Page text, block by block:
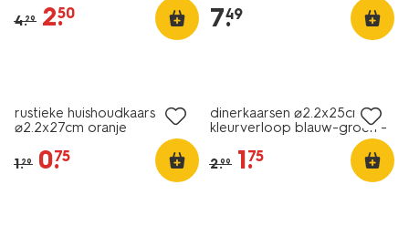
4.29 2.
50 7.
49
rustieke huishoudkaars
⌀2.2x27cm oranje
1.29 0.
75
dinerkaarsen ⌀2.2x25cm
kleurverloop blauw-groen -
2.99 1.
75